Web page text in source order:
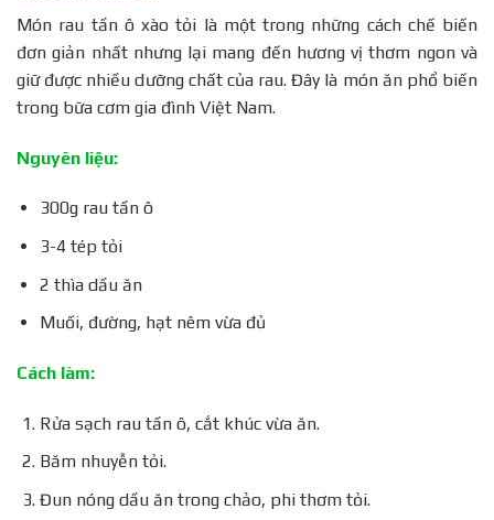
Món rau tần ô xào tỏi là một trong những cách chế biến
đơn giản nhất nhưng lại mang đến hương vị thơm ngon và
giữ được nhiều dưỡng chất của rau. Đây là món ăn phổ biến
trong bữa cơm gia đình Việt Nam.
Nguyên liệu:
300g rau tần ô
3-4 tép tỏi
2 thìa dầu ăn
Muối, đường, hạt nêm vừa đủ
Cách làm:
Rửa sạch rau tần ô, cắt khúc vừa ăn.
Băm nhuyễn tỏi.
Đun nóng dầu ăn trong chảo, phi thơm tỏi.